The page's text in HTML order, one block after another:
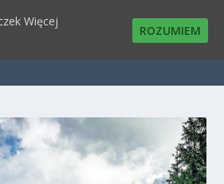
Więcej
ROZUMIEM